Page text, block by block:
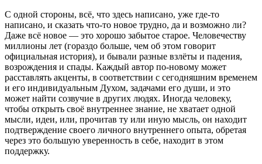
С одной стороны, всё, что здесь написано, уже где-то
написано, и сказать что-то новое трудно, да и возможно ли?
Даже всё новое — это хорошо забытое старое. Человечеству
миллионы лет (гораздо больше, чем об этом говорит
официальная история), и бывали разные взлёты и падения,
возрождения и спады. Каждый автор по-новому может
расставлять акценты, в соответствии с сегодняшним временем
и его индивидуальным Духом, задачами его души, и это
может найти созвучие в других людях. Иногда человеку,
чтобы открыть своё внутреннее знание, не хватает одной
мысли, идеи, или, прочитав ту или иную мысль, он находит
подтверждение своего личного внутреннего опыта, обретая
через это большую уверенность в себе, находит в этом
поддержку.